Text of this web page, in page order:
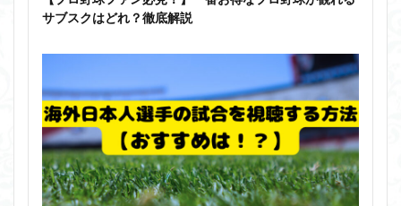
サブスクはどれ？徹底解説